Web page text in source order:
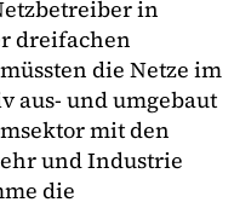
in
dreifachen
die Netze im
aus- und umgebaut
mit den
und Industrie
die